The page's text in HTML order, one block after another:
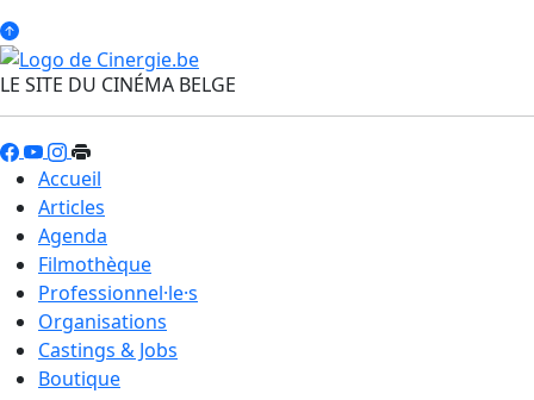
LE SITE DU CINÉMA BELGE
Accueil
Articles
Agenda
Filmothèque
Professionnel·le·s
Organisations
Castings & Jobs
Boutique